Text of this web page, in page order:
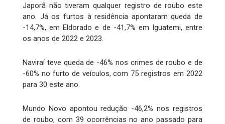
Japorã não tiveram qualquer registro de roubo este
ano. Já os furtos à residência apontaram queda de
-14,7%, em Eldorado e de -41,7% em Iguatemi, entre
os anos de 2022 e 2023.
Naviraí teve queda de -46% nos crimes de roubo e de
-60% no furto de veículos, com 75 registros em 2022
para 30 este ano.
Mundo Novo apontou redução -46,2% nos registros
de roubo, com 39 ocorrências no ano passado para